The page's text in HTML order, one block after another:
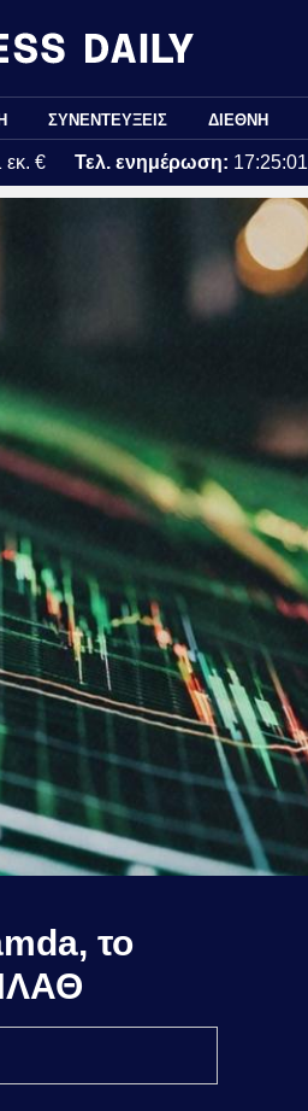
ΣΥΝΕΝΤΕΥΞΕΙΣ ΔΙΕΘΝΗ
εκ. € Τελ. ενημέρωση: 17:25:01
το